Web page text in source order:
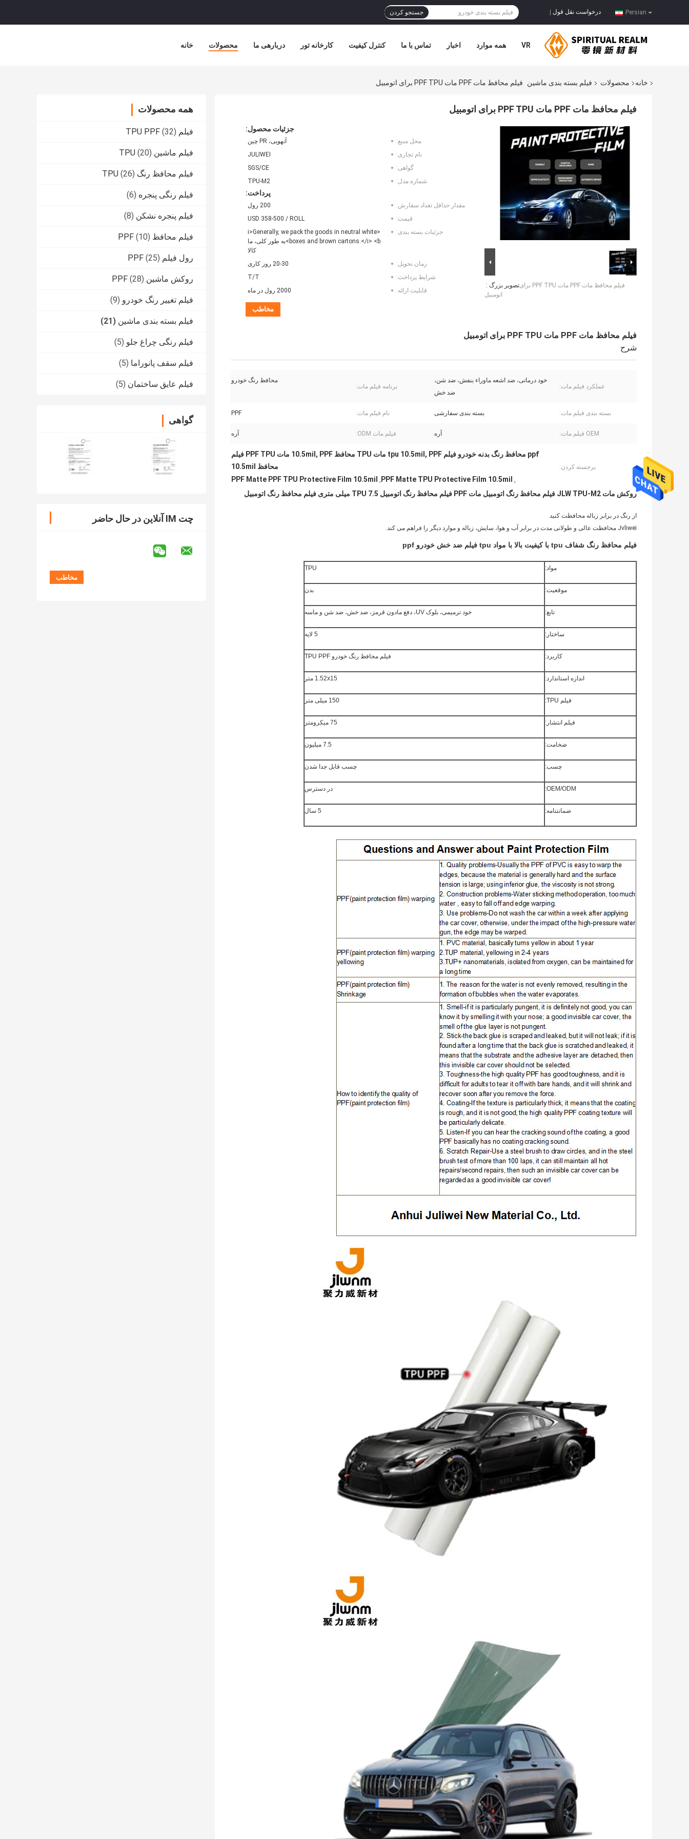
Persian درخواست نقل قول جستجو کردن
خانه محصولات دربارهی ما کارخانه تور کنترل کیفیت تماس با ما اخبار همه موارد VR
خانه محصولات فیلم بسته بندی ماشین فیلم محافظ مات PPF مات PPF TPU برای اتومبیل
همه محصولات
فیلم TPU PPF (32)
فیلم ماشین TPU (20)
فیلم محافظ رنگ TPU (26)
فیلم رنگی پنجره (6)
فیلم پنجره نشکن (8)
فیلم محافظ PPF (10)
رول فیلم PPF (25)
روکش ماشین PPF (28)
فیلم تغییر رنگ خودرو (9)
فیلم بسته بندی ماشین (21)
فیلم رنگی چراغ جلو (5)
فیلم سقف پانوراما (5)
فیلم عایق ساختمان (5)
گواهی
چت IM آنلاین در حال حاضر
فیلم محافظ مات PPF مات PPF TPU برای اتومبیل
تصویر بزرگ :فیلم محافظ مات PPF مات PPF TPU برای
اتومبیل
جزئیات محصول:
محل منبع:
آنهویی، PR چین
نام تجاری:
JULIWEI
گواهی:
SGS/CE
شماره مدل:
TPU-M2
پرداخت:
مقدار حداقل تعداد سفارش:
200 رول
قیمت:
USD 358-500 / ROLL
جزئیات بسته بندی:
<i>Generally, we pack the goods in neutral white
boxes and brown cartons.</i> <b>به طور کلی، ما
کالا
زمان تحویل:
20-30 روز کاری
شرایط پرداخت:
T/T
قابلیت ارائه:
2000 رول در ماه
مخاطب
فیلم محافظ مات PPF مات PPF TPU برای اتومبیل
شرح
عملکرد فیلم مات:
خود درمانی، ضد اشعه ماوراء بنفش، ضد شن،
ضد خش
برنامه فیلم مات:
محافظ رنگ خودرو
بسته بندی فیلم مات: بسته بندی سفارشی نام فیلم مات: PPF
OEM فیلم مات: آره فیلم مات ODM: آره
برجسته کردن:
ppf محافظ رنگ بدنه خودرو فیلم tpu 10.5mil, PPF مات TPU محافظ 10.5mil, PPF مات PPF TPU فیلم
محافظ 10.5mil
,
PPF Matte TPU Protective Film 10.5mil
,
PPF Matte PPF TPU Protective Film 10.5mil
روکش مات JLW TPU-M2 فیلم محافظ رنگ اتومبیل مات PPF فیلم محافظ رنگ اتومبیل TPU 7.5 میلی متری فیلم محافظ رنگ اتومبیل
از رنگ در برابر زباله محافظت کنید
Jvliwei محافظت عالی و طولانی مدت در برابر آب و هوا، سایش، زباله و موارد دیگر را فراهم می کند.
فیلم محافظ رنگ شفاف tpu با کیفیت بالا با مواد tpu فیلم ضد خش خودرو ppf
مواد: TPU
موقعیت: بدن
تابع: خود ترمیمی، بلوک UV، دفع مادون قرمز، ضد خش، ضد شن و ماسه
ساختار: 5 لایه
کاربرد: فیلم محافظ رنگ خودرو TPU PPF
اندازه استاندارد: 1.52x15 متر
فیلم TPU: 150 میلی متر
فیلم انتشار: 75 میکرومتر
ضخامت: 7.5 میلیون
چسب: چسب قابل جدا شدن
OEM/ODM: در دسترس
ضمانتنامه: 5 سال